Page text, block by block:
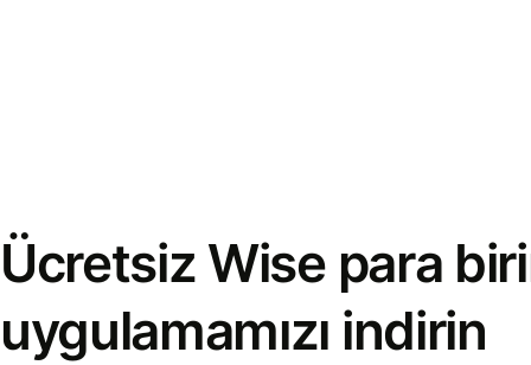
Ücretsiz Wise para
uygulamamızı indirin